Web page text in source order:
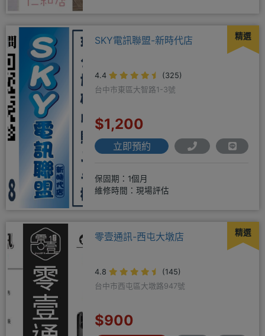
精選
SKY電訊聯盟-新時代店
4.4
(325)
台中市東區大智路1-3號
$1,200
立即預約
保固期：1個月
維修時間：現場評估
精選
零壹通訊-西屯大墩店
4.8
(145)
台中市西屯區大墩路947號
$900